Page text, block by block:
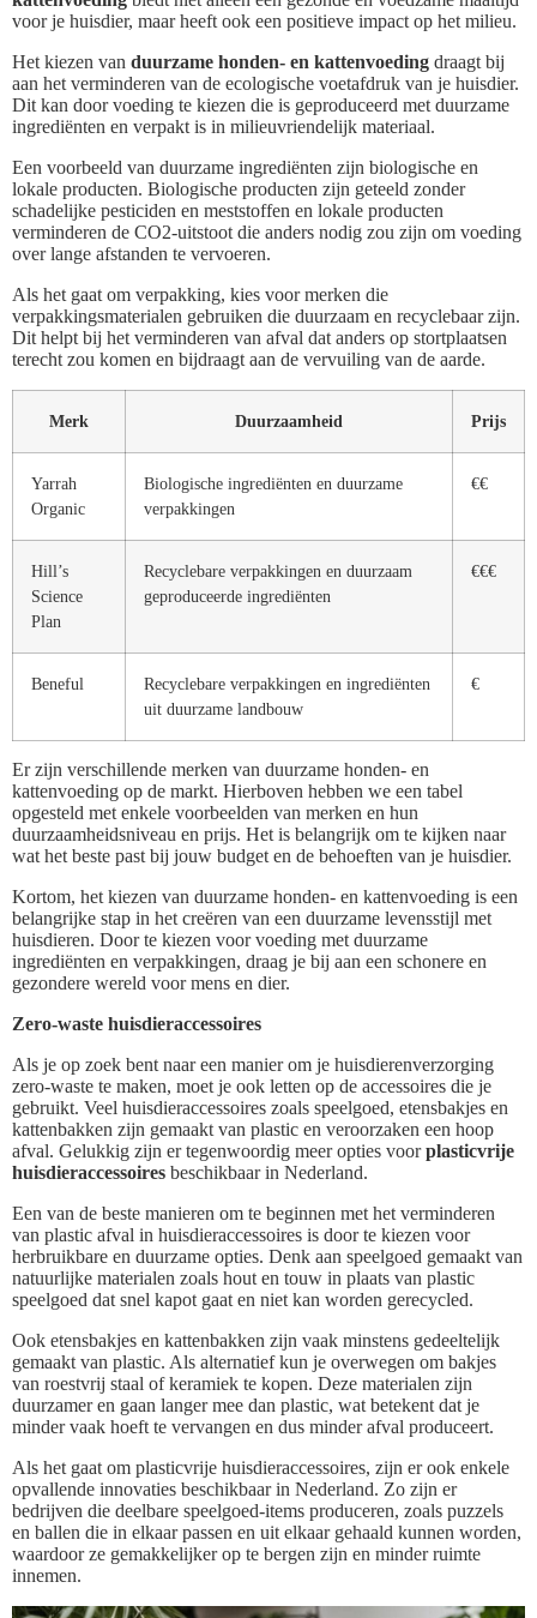
voor je huisdier, maar heeft ook een positieve impact op het milieu.
Het kiezen van duurzame honden- en kattenvoeding draagt bij
aan het verminderen van de ecologische voetafdruk van je huisdier.
Dit kan door voeding te kiezen die is geproduceerd met duurzame
ingrediënten en verpakt is in milieuvriendelijk materiaal.
Een voorbeeld van duurzame ingrediënten zijn biologische en
lokale producten. Biologische producten zijn geteeld zonder
schadelijke pesticiden en meststoffen en lokale producten
verminderen de CO2-uitstoot die anders nodig zou zijn om voeding
over lange afstanden te vervoeren.
Als het gaat om verpakking, kies voor merken die
verpakkingsmaterialen gebruiken die duurzaam en recyclebaar zijn.
Dit helpt bij het verminderen van afval dat anders op stortplaatsen
terecht zou komen en bijdraagt aan de vervuiling van de aarde.
Merk Duurzaamheid Prijs
Yarrah
Organic
Biologische ingrediënten en duurzame
verpakkingen
€€
Hill’s
Science
Plan
Recyclebare verpakkingen en duurzaam
geproduceerde ingrediënten
€€€
Beneful
Recyclebare verpakkingen en ingrediënten
uit duurzame landbouw
€
Er zijn verschillende merken van duurzame honden- en
kattenvoeding op de markt. Hierboven hebben we een tabel
opgesteld met enkele voorbeelden van merken en hun
duurzaamheidsniveau en prijs. Het is belangrijk om te kijken naar
wat het beste past bij jouw budget en de behoeften van je huisdier.
Kortom, het kiezen van duurzame honden- en kattenvoeding is een
belangrijke stap in het creëren van een duurzame levensstijl met
huisdieren. Door te kiezen voor voeding met duurzame
ingrediënten en verpakkingen, draag je bij aan een schonere en
gezondere wereld voor mens en dier.
Zero-waste huisdieraccessoires
Als je op zoek bent naar een manier om je huisdierenverzorging
zero-waste te maken, moet je ook letten op de accessoires die je
gebruikt. Veel huisdieraccessoires zoals speelgoed, etensbakjes en
kattenbakken zijn gemaakt van plastic en veroorzaken een hoop
afval. Gelukkig zijn er tegenwoordig meer opties voorplasticvrije
huisdieraccessoires beschikbaar in Nederland.
Een van de beste manieren om te beginnen met het verminderen
van plastic afval in huisdieraccessoires is door te kiezen voor
herbruikbare en duurzame opties. Denk aan speelgoed gemaakt van
natuurlijke materialen zoals hout en touw in plaats van plastic
speelgoed dat snel kapot gaat en niet kan worden gerecycled.
Ook etensbakjes en kattenbakken zijn vaak minstens gedeeltelijk
gemaakt van plastic. Als alternatief kun je overwegen om bakjes
van roestvrij staal of keramiek te kopen. Deze materialen zijn
duurzamer en gaan langer mee dan plastic, wat betekent dat je
minder vaak hoeft te vervangen en dus minder afval produceert.
Als het gaat om plasticvrije huisdieraccessoires, zijn er ook enkele
opvallende innovaties beschikbaar in Nederland. Zo zijn er
bedrijven die deelbare speelgoed-items produceren, zoals puzzels
en ballen die in elkaar passen en uit elkaar gehaald kunnen worden,
waardoor ze gemakkelijker op te bergen zijn en minder ruimte
innemen.